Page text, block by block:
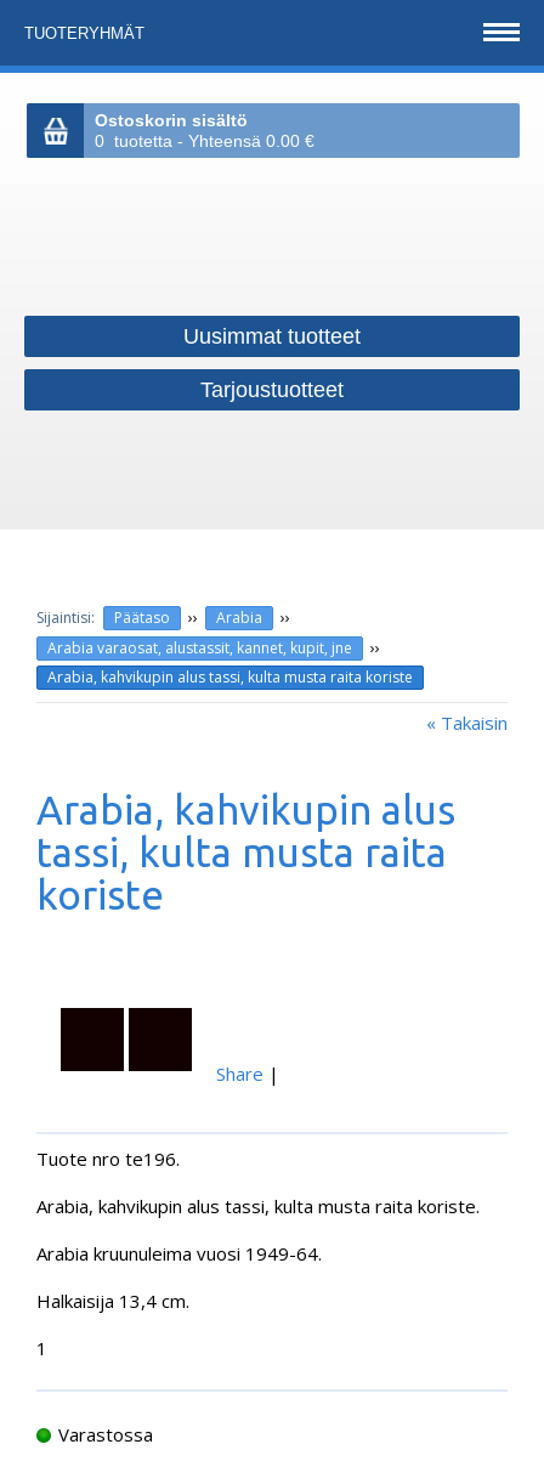
TUOTERYHMÄT
Ostoskorin sisältö
0 tuotetta - Yhteensä 0.00 €
Uusimmat tuotteet
Tarjoustuotteet
Päätaso ›› Arabia ››
Arabia varaosat, alustassit, kannet, kupit, jne ››
Arabia, kahvikupin alus tassi, kulta musta raita koriste
« Takaisin
Arabia, kahvikupin alus
tassi, kulta musta raita
koriste
Share |
Tuote nro te196.
Arabia, kahvikupin alus tassi, kulta musta raita koriste.
Arabia kruunuleima vuosi 1949-64.
Halkaisija 13,4 cm.
1
Varastossa